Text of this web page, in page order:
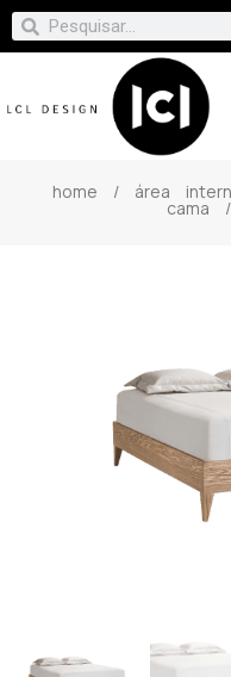
home / área
cama /